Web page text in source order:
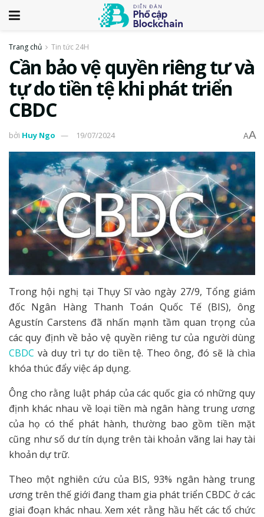
Trang chủ Tin tức 24H
Cần bảo vệ quyền riêng tư và
tự do tiền tệ khi phát triển
CBDC
bởi Huy Ngo 19/07/2024 AA
Trong hội nghị tại Thụy Sĩ vào ngày 27/9, Tổng giám
đốc Ngân Hàng Thanh Toán Quốc Tế (BIS), ông
Agustín Carstens đã nhấn mạnh tầm quan trọng của
các quy định về bảo vệ quyền riêng tư của người dùng
CBDC và duy trì tự do tiền tệ. Theo ông, đó sẽ là chìa
khóa thúc đẩy việc áp dụng.
Ông cho rằng luật pháp của các quốc gia có những quy
định khác nhau về loại tiền mà ngân hàng trung ương
của họ có thể phát hành, thường bao gồm tiền mặt
cũng như số dư tín dụng trên tài khoản vãng lai hay tài
khoản dự trữ.
Theo một nghiên cứu của BIS, 93% ngân hàng trung
ương trên thế giới đang tham gia phát triển CBDC ở các
giai đoạn khác nhau. Xem xét rằng hầu hết các tổ chức